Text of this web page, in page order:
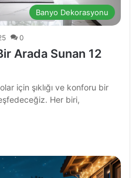
Banyo Dekorasyonu
0
Arada Sunan 12
için şıklığı ve konforu bir
Her biri,